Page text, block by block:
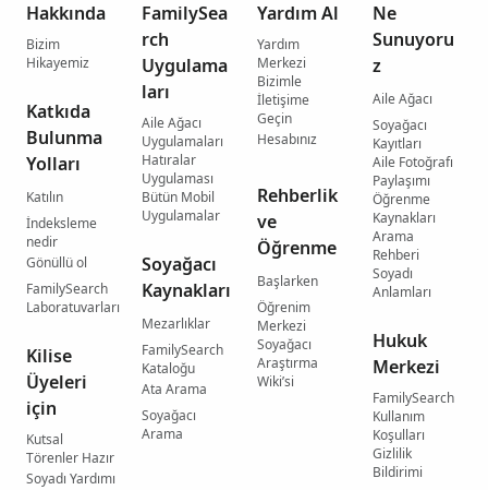
Hakkında
Bizim
Hikayemiz
Katkıda
Bulunma
Yolları
Katılın
İndeksleme
nedir
Gönüllü ol
FamilySearch
Laboratuvarları
Kilise
Üyeleri
için
Kutsal
Törenler Hazır
Soyadı Yardımı
FamilySea
rch
Uygulama
ları
Aile Ağacı
Uygulamaları
Hatıralar
Uygulaması
Bütün Mobil
Uygulamalar
Soyağacı
Kaynakları
Mezarlıklar
FamilySearch
Kataloğu
Ata Arama
Soyağacı
Arama
Yardım Al
Yardım
Merkezi
Bizimle
İletişime
Geçin
Hesabınız
Rehberlik
ve
Öğrenme
Başlarken
Öğrenim
Merkezi
Soyağacı
Araştırma
Wiki’si
Ne
Sunuyoru
z
Aile Ağacı
Soyağacı
Kayıtları
Aile Fotoğrafı
Paylaşımı
Öğrenme
Kaynakları
Arama
Rehberi
Soyadı
Anlamları
Hukuk
Merkezi
FamilySearch
Kullanım
Koşulları
Gizlilik
Bildirimi